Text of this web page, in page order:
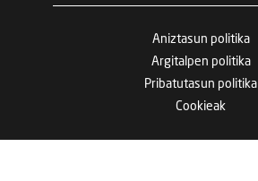
Aniztasun politika
Argitalpen politika
Pribatutasun politika
Cookieak